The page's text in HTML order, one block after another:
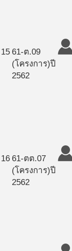
15 61-ต.09
(โครงการ)ปี
2562
16 61-ตต.07
(โครงการ)ปี
2562